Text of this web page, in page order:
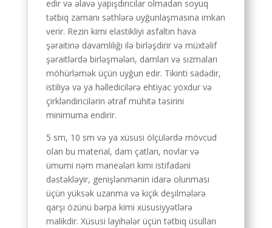
edir və əlavə yapışdırıcılar olmadan soyuq
tətbiq zamanı səthlərə uyğunlaşmasına imkan
verir. Rezin kimi elastikliyi asfaltın hava
şəraitinə davamlılığı ilə birləşdirir və müxtəlif
şəraitlərdə birləşmələri, damları və sızmaları
möhürləmək üçün uyğun edir. Tikinti sadədir,
istiliyə və ya həlledicilərə ehtiyac yoxdur və
çirkləndiricilərin ətraf mühitə təsirini
minimuma endirir.
5 sm, 10 sm və ya xüsusi ölçülərdə mövcud
olan bu material, dam çatları, novlar və
ümumi nəm maneələri kimi istifadəni
dəstəkləyir, genişlənmənin idarə olunması
üçün yüksək uzanma və kiçik deşilmələrə
qarşı özünü bərpa kimi xüsusiyyətlərə
malikdir. Xüsusi layihələr üçün tətbiq üsulları